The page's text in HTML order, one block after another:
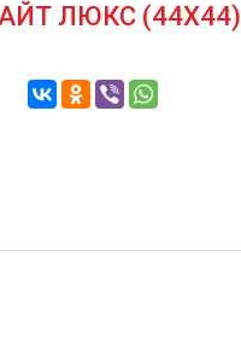
ЛЮКС (44Х44)